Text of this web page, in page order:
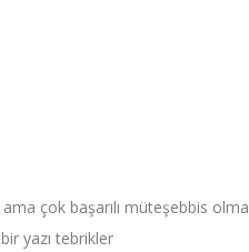
çok başarılı müteşebbis
yazı tebrikler